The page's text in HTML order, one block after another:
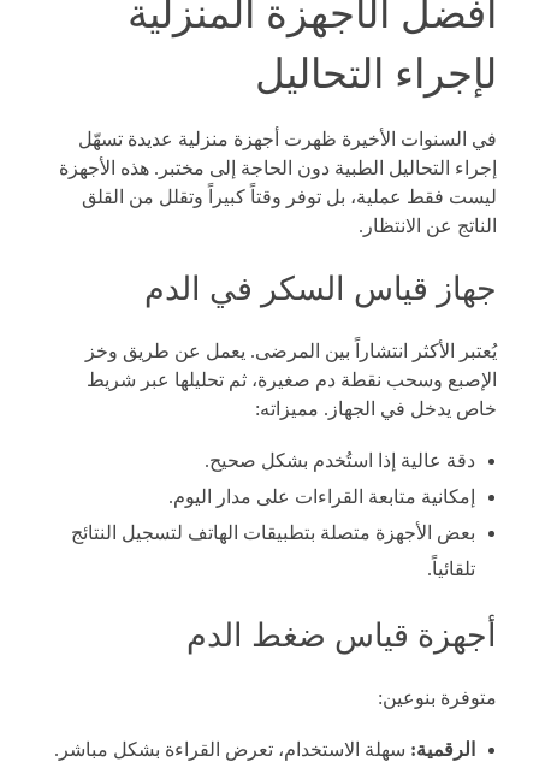
أفضل الأجهزة المنزلية
لإجراء التحاليل
في السنوات الأخيرة ظهرت أجهزة منزلية عديدة تسهّل
إجراء التحاليل الطبية دون الحاجة إلى مختبر. هذه الأجهزة
ليست فقط عملية، بل توفر وقتاً كبيراً وتقلل من القلق
الناتج عن الانتظار.
جهاز قياس السكر في الدم
يُعتبر الأكثر انتشاراً بين المرضى. يعمل عن طريق وخز
الإصبع وسحب نقطة دم صغيرة، ثم تحليلها عبر شريط
خاص يدخل في الجهاز. مميزاته:
دقة عالية إذا استُخدم بشكل صحيح.
إمكانية متابعة القراءات على مدار اليوم.
بعض الأجهزة متصلة بتطبيقات الهاتف لتسجيل النتائج
تلقائياً.
أجهزة قياس ضغط الدم
متوفرة بنوعين:
الرقمية: سهلة الاستخدام، تعرض القراءة بشكل مباشر.